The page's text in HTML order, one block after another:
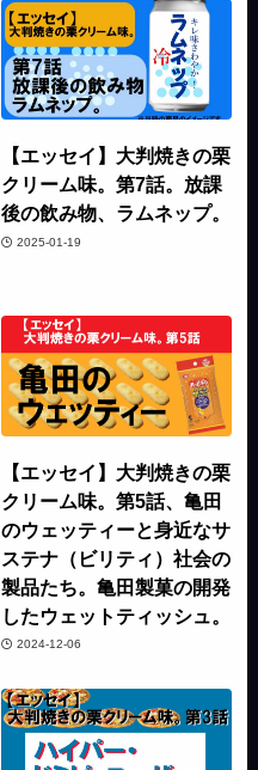
【エッセイ】大判焼きの栗
クリーム味。第7話。放課
後の飲み物、ラムネップ。
2025-01-19
【エッセイ】大判焼きの栗
クリーム味。第5話、亀田
のウェッティーと身近なサ
ステナ（ビリティ）社会の
製品たち。亀田製菓の開発
したウェットティッシュ。
2024-12-06